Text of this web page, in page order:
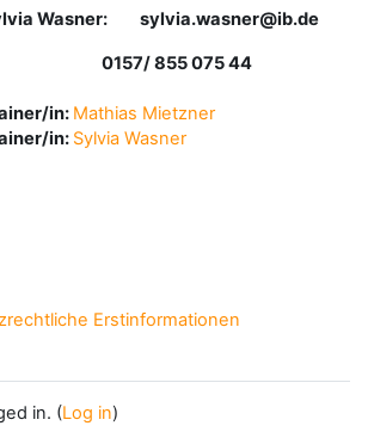
Wasner: sylvia.wasner@ib.de
855 075 44
in: Mathias Mietzner
in: Sylvia Wasner
Erstinformationen
in. (Log in)